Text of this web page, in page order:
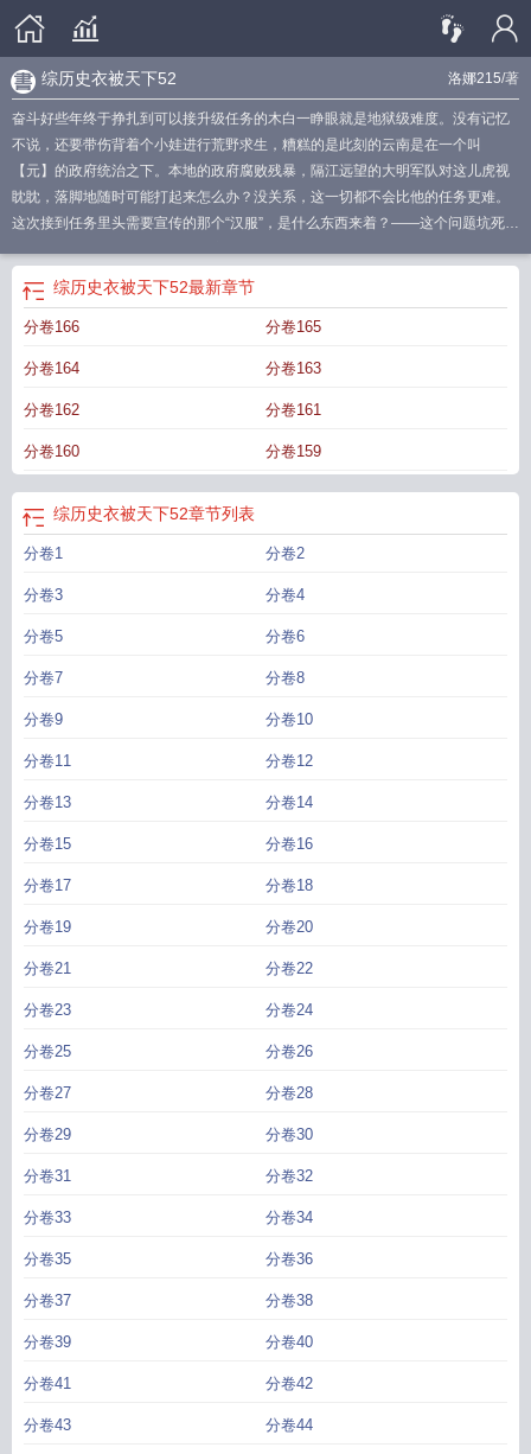
洛娜215/著
综历史衣被天下52
奋斗好些年终于挣扎到可以接升级任务的木白一睁眼就是地狱级难度。没有记忆
不说，还要带伤背着个小娃进行荒野求生，糟糕的是此刻的云南是在一个叫
【元】的政府统治之下。本地的政府腐败残暴，隔江远望的大明军队对这儿虎视
眈眈，落脚地随时可能打起来怎么办？没关系，这一切都不会比他的任务更难。
这次接到任务里头需要宣传的那个“汉服”，是什么东西来着？——这个问题坑死春
还问吗，当然是抄起家伙帮对面的忙啊！“宣传汉服”明明很简单吗，只要穿着汉服
的人变多就能完成了啊，这个问题可一点都难不倒武斗派哦！
外综历史衣被天下181 综历史衣被天下62综历史衣被天下红甘泉
史衣被天下读零零
综历史衣被天下笔下看书网
综历史衣被天下52最新章节
分卷166 分卷165
分卷164 分卷163
分卷162 分卷161
分卷160 分卷159
综历史衣被天下52章节列表
分卷1 分卷2
分卷3 分卷4
分卷5 分卷6
分卷7 分卷8
分卷9 分卷10
分卷11 分卷12
分卷13 分卷14
分卷15 分卷16
分卷17 分卷18
分卷19 分卷20
分卷21 分卷22
分卷23 分卷24
分卷25 分卷26
分卷27 分卷28
分卷29 分卷30
分卷31 分卷32
分卷33 分卷34
分卷35 分卷36
分卷37 分卷38
分卷39 分卷40
分卷41 分卷42
分卷43 分卷44